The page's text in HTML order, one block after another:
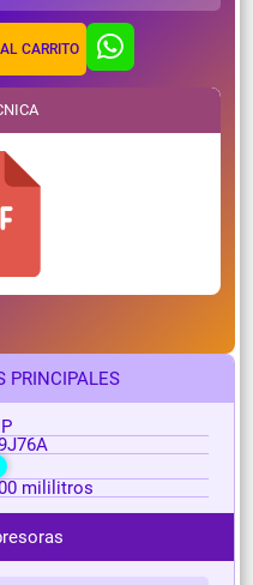
PRINCIPALES
mililitros
CARRITO